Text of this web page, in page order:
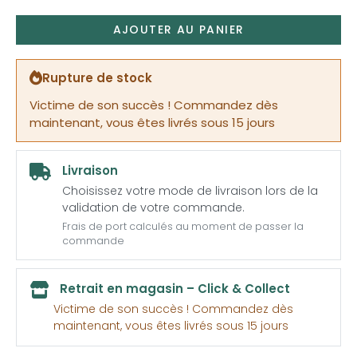
AJOUTER AU PANIER
Rupture de stock
Victime de son succès ! Commandez dès
maintenant, vous êtes livrés sous 15 jours
Livraison
Choisissez votre mode de livraison lors de la
validation de votre commande.
Frais de port calculés au moment de passer la
commande
Retrait en magasin – Click & Collect
Victime de son succès ! Commandez dès
maintenant, vous êtes livrés sous 15 jours